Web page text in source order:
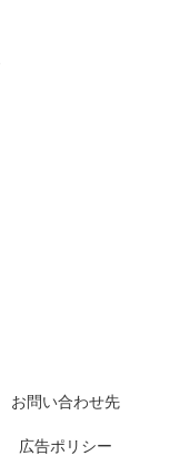
お問い合わせ先
広告ポリシー